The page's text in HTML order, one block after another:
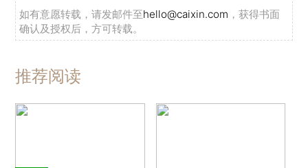
如有意愿转载，请发邮件至hello@caixin.com ，获得书面
确认及授权后，方可转载。
推荐阅读